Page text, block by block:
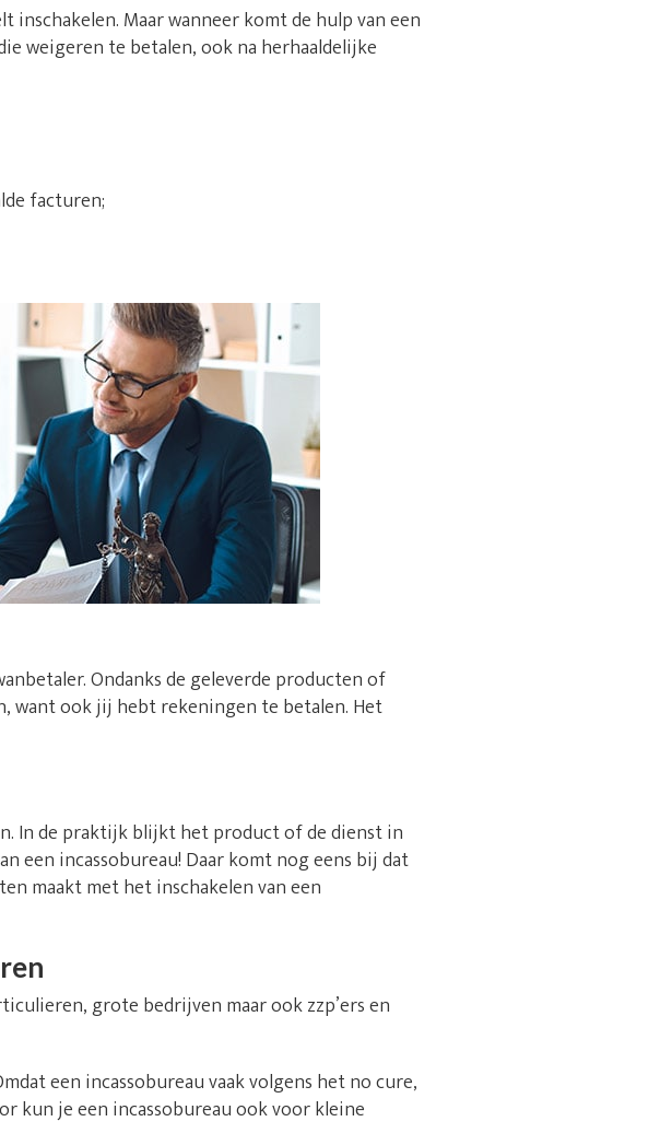
Maar wanneer komt de hulp van een
weigeren te betalen, ook na herhaaldelijke
facturen;
Ondanks de geleverde producten of
ook jij hebt rekeningen te betalen. Het
In de praktijk blijkt het product of de dienst in
een incassobureau! Daar komt nog eens bij dat
maakt met het inschakelen van een
grote bedrijven maar ook zzp’ers en
een incassobureau vaak volgens het no cure,
kun je een incassobureau ook voor kleine